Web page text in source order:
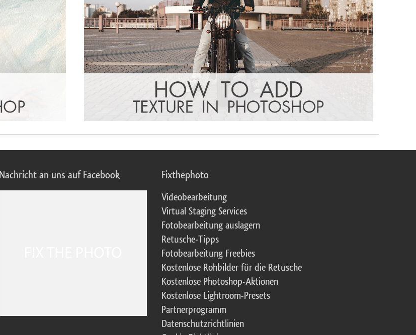
Nachricht an uns auf Facebook Fixthephoto
Videobearbeitung
Virtual Staging Services
Fotobearbeitung auslagern
Retusche-Tipps
Fotobearbeitung Freebies
Kostenlose Rohbilder für die Retusche
Kostenlose Photoshop-Aktionen
Kostenlose Lightroom-Presets
Partnerprogramm
Datenschutzrichtlinien